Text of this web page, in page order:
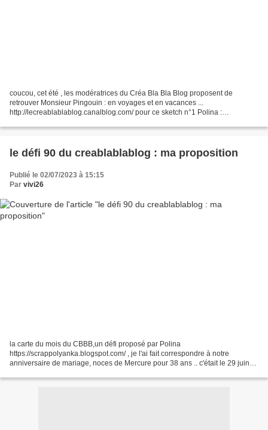
coucou, cet été , les modératrices du Créa Bla Bla Blog proposent de
retrouver Monsieur Pingouin : en voyages et en vacances ...
http://lecreablablablog.canalblog.com/ pour ce sketch n°1 Polina :
le défi 90 du creablablablog : ma proposition
Publié le 02/07/2023 à 15:15
Par vivi26
la carte du mois du CBBB,un défi proposé par Polina
https://scrappolyanka.blogspot.com/ , je l'ai fait correspondre à notre
anniversaire de mariage, noces de Mercure pour 38 ans .. c'était le 29 juin